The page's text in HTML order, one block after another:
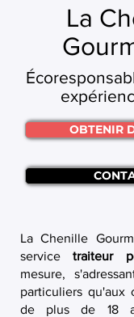
La
OBTENIR
La Chenille
servicetraiteur
mesure,
particuliers qu'aux
de plus de 18